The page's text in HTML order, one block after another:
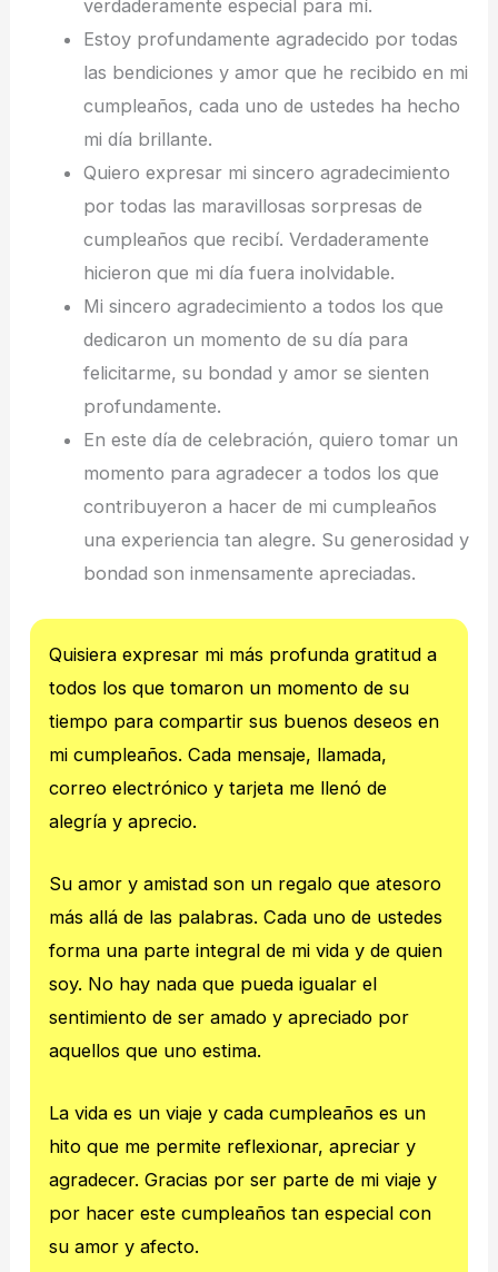
verdaderamente especial para mí.
Estoy profundamente agradecido por todas
las bendiciones y amor que he recibido en mi
cumpleaños, cada uno de ustedes ha hecho
mi día brillante.
Quiero expresar mi sincero agradecimiento
por todas las maravillosas sorpresas de
cumpleaños que recibí. Verdaderamente
hicieron que mi día fuera inolvidable.
Mi sincero agradecimiento a todos los que
dedicaron un momento de su día para
felicitarme, su bondad y amor se sienten
profundamente.
En este día de celebración, quiero tomar un
momento para agradecer a todos los que
contribuyeron a hacer de mi cumpleaños
una experiencia tan alegre. Su generosidad y
bondad son inmensamente apreciadas.
Quisiera expresar mi más profunda gratitud a
todos los que tomaron un momento de su
tiempo para compartir sus buenos deseos en
mi cumpleaños. Cada mensaje, llamada,
correo electrónico y tarjeta me llenó de
alegría y aprecio.
Su amor y amistad son un regalo que atesoro
más allá de las palabras. Cada uno de ustedes
forma una parte integral de mi vida y de quien
soy. No hay nada que pueda igualar el
sentimiento de ser amado y apreciado por
aquellos que uno estima.
La vida es un viaje y cada cumpleaños es un
hito que me permite reflexionar, apreciar y
agradecer. Gracias por ser parte de mi viaje y
por hacer este cumpleaños tan especial con
su amor y afecto.